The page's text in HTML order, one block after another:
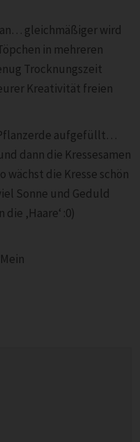
gleichmäßiger wird
in mehreren
Trocknungszeit
Kreativität freien
aufgefüllt…
dann die Kressesamen
die Kresse schön
Sonne und Geduld
‚Haare‘ :0)